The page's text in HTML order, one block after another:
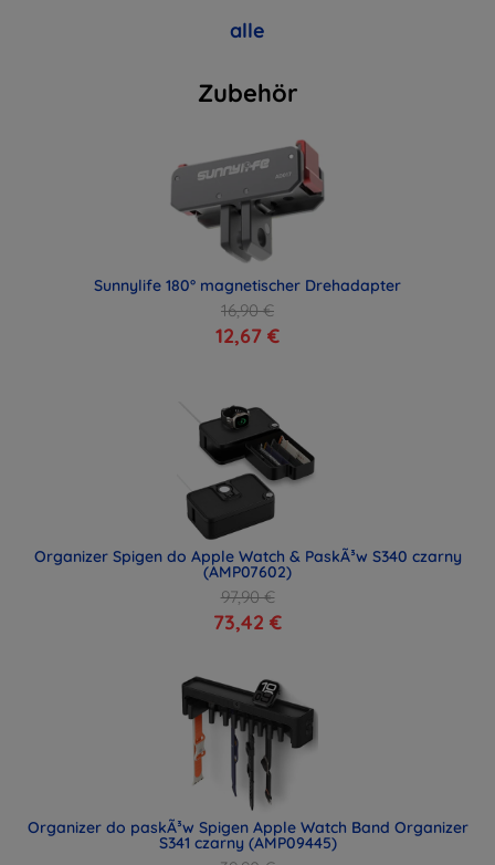
alle
Zubehör
Sunnylife 180° magnetischer Drehadapter
16,90 €
12,67 €
Organizer Spigen do Apple Watch & PaskÃ³w S340 czarny
(AMP07602)
97,90 €
73,42 €
Organizer do paskÃ³w Spigen Apple Watch Band Organizer
S341 czarny (AMP09445)